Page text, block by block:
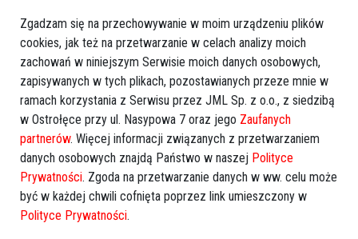
Zgadzam się na przechowywanie w moim urządzeniu plików
cookies, jak też na przetwarzanie w celach analizy moich
zachowań w niniejszym Serwisie moich danych osobowych,
zapisywanych w tych plikach, pozostawianych przeze mnie w
ramach korzystania z Serwisu przez JML Sp. z o.o., z siedzibą
w Ostrołęce przy ul. Nasypowa 7 oraz jego Zaufanych
partnerów. Więcej informacji związanych z przetwarzaniem
danych osobowych znajdą Państwo w naszej Polityce
Prywatności. Zgoda na przetwarzanie danych w ww. celu może
być w każdej chwili cofnięta poprzez link umieszczony w
Polityce Prywatności.